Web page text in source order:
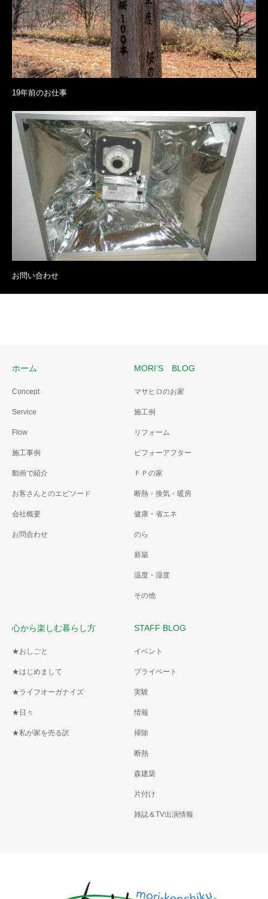
19年前のお仕事
お問い合わせ
ホーム
Concept
Service
Flow
施工事例
動画で紹介
お客さんとのエピソード
会社概要
お問合わせ
MORI’S BLOG
マサヒロのお家
施工例
リフォーム
ビフォーアフター
ＦＰの家
断熱・換気・暖房
健康・省エネ
のら
新築
温度・湿度
その他
心から楽しむ暮らし方
★おしごと
★はじめまして
★ライフオーガナイズ
★日々
★私が家を売る訳
STAFF BLOG
イベント
プライベート
実験
情報
掃除
断熱
森建築
片付け
雑誌＆TV出演情報